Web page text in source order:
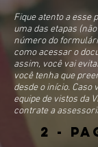
Fique atento a esse
uma das etapas
número do
como acessar o
assim, você vai
você tenha que
desde o início. Caso
equipe de vistos da
contrate a
2 -